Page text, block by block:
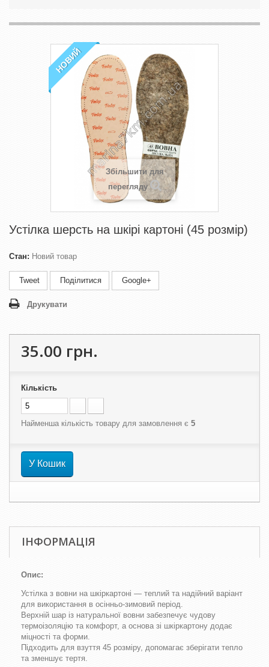
НОВИЙ
Збільшити для
перегляду
Устілка шерсть на шкірі картоні (45 розмір)
Стан: Новий товар
Tweet Поділитися Google+
Друкувати
35.00 грн.
Кількість
Найменша кількість товару для замовлення є 5
У Кошик
ІНФОРМАЦІЯ
Опис:
Устілка з вовни на шкіркартоні — теплий та надійний варіант
для використання в осінньо-зимовий період.
Верхній шар із натуральної вовни забезпечує чудову
термоізоляцію та комфорт, а основа зі шкіркартону додає
міцності та форми.
Підходить для взуття 45 розміру, допомагає зберігати тепло
та зменшує тертя.